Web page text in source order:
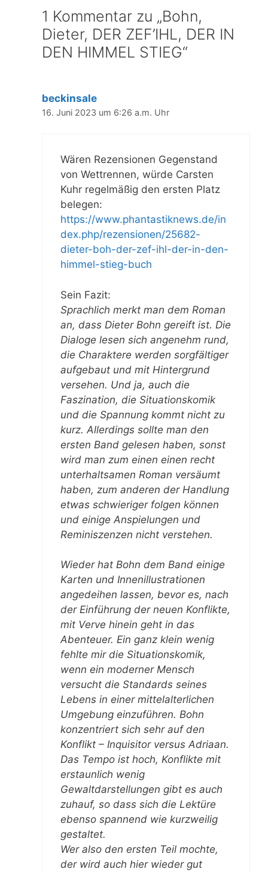
1 Kommentar zu „Bohn,
Dieter, DER ZEF’IHL, DER IN
DEN HIMMEL STIEG“
beckinsale
16. Juni 2023 um 6:26 a.m. Uhr
Wären Rezensionen Gegenstand
von Wettrennen, würde Carsten
Kuhr regelmäßig den ersten Platz
belegen:
https://www.phantastiknews.de/in
dex.php/rezensionen/25682-
dieter-boh-der-zef-ihl-der-in-den-
himmel-stieg-buch
Sein Fazit:
Sprachlich merkt man dem Roman
an, dass Dieter Bohn gereift ist. Die
Dialoge lesen sich angenehm rund,
die Charaktere werden sorgfältiger
aufgebaut und mit Hintergrund
versehen. Und ja, auch die
Faszination, die Situationskomik
und die Spannung kommt nicht zu
kurz. Allerdings sollte man den
ersten Band gelesen haben, sonst
wird man zum einen einen recht
unterhaltsamen Roman versäumt
haben, zum anderen der Handlung
etwas schwieriger folgen können
und einige Anspielungen und
Reminiszenzen nicht verstehen.
Wieder hat Bohn dem Band einige
Karten und Innenillustrationen
angedeihen lassen, bevor es, nach
der Einführung der neuen Konflikte,
mit Verve hinein geht in das
Abenteuer. Ein ganz klein wenig
fehlte mir die Situationskomik,
wenn ein moderner Mensch
versucht die Standards seines
Lebens in einer mittelalterlichen
Umgebung einzuführen. Bohn
konzentriert sich sehr auf den
Konflikt – Inquisitor versus Adriaan.
Das Tempo ist hoch, Konflikte mit
erstaunlich wenig
Gewaltdarstellungen gibt es auch
zuhauf, so dass sich die Lektüre
ebenso spannend wie kurzweilig
gestaltet.
Wer also den ersten Teil mochte,
der wird auch hier wieder gut